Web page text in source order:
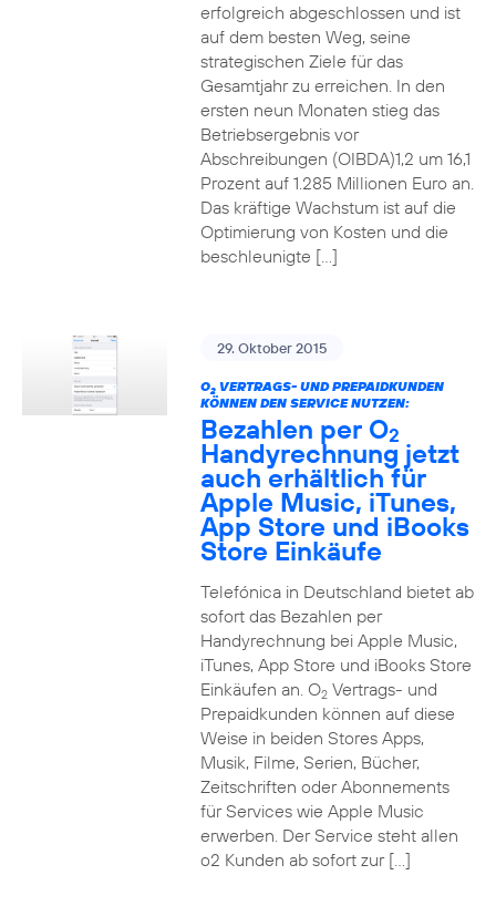
erfolgreich abgeschlossen und ist
auf dem besten Weg, seine
strategischen Ziele für das
Gesamtjahr zu erreichen. In den
ersten neun Monaten stieg das
Betriebsergebnis vor
Abschreibungen (OIBDA)1,2 um 16,1
Prozent auf 1.285 Millionen Euro an.
Das kräftige Wachstum ist auf die
Optimierung von Kosten und die
beschleunigte […]
29. Oktober 2015
O2VERTRAGS- UND PREPAIDKUNDEN
KÖNNEN DEN SERVICE NUTZEN:
Bezahlen per O2
Handyrechnung jetzt
auch erhältlich für
Apple Music, iTunes,
App Store und iBooks
Store Einkäufe
Telefónica in Deutschland bietet ab
sofort das Bezahlen per
Handyrechnung bei Apple Music,
iTunes, App Store und iBooks Store
Einkäufen an. O2Vertrags- und
Prepaidkunden können auf diese
Weise in beiden Stores Apps,
Musik, Filme, Serien, Bücher,
Zeitschriften oder Abonnements
für Services wie Apple Music
erwerben. Der Service steht allen
o2 Kunden ab sofort zur […]